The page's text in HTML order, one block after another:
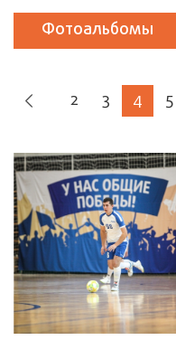
Фотоальбомы
2 3 4 5